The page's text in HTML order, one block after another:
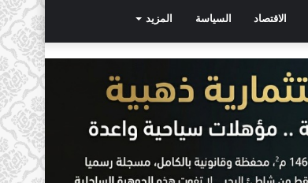
الاقتصاد السياسة المزيد